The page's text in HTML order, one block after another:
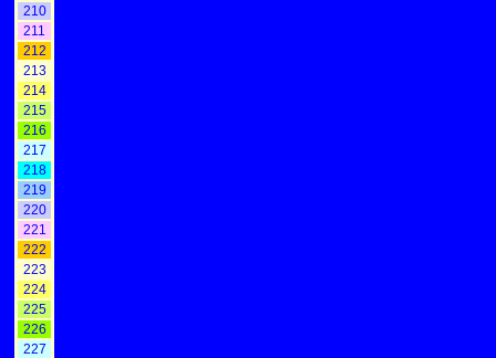
210
211
212
213
214
215
216
217
218
219
220
221
222
223
224
225
226
227